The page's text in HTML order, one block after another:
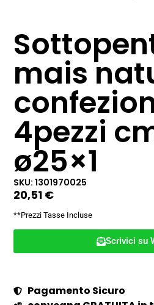
mais
4pezzi
ø25×1
SKU: 1301970025
20,51 €
**Prezzi Tasse Incluse
Scrivici su
Pagamento Sicuro